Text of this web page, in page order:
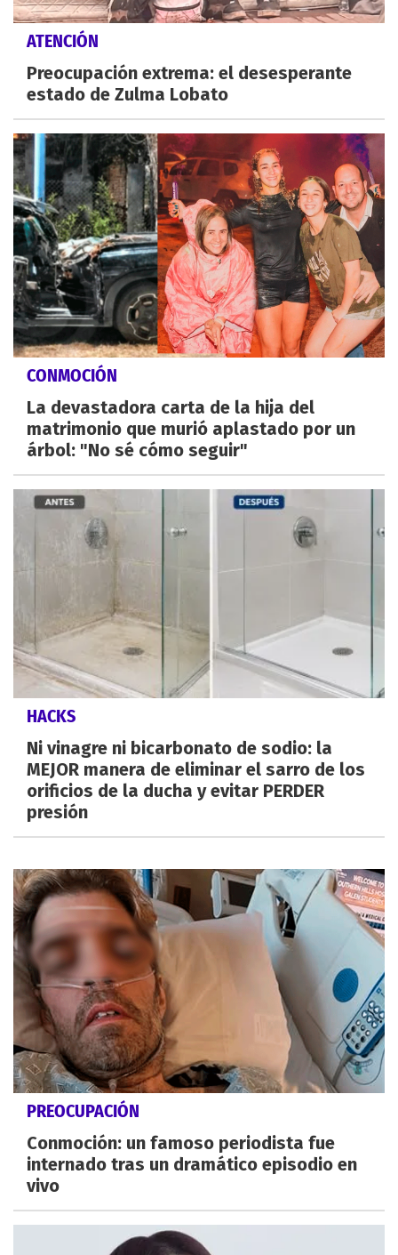
ATENCIÓN
Preocupación extrema: el desesperante
estado de Zulma Lobato
CONMOCIÓN
La devastadora carta de la hija del
matrimonio que murió aplastado por un
árbol: "No sé cómo seguir"
HACKS
Ni vinagre ni bicarbonato de sodio: la
MEJOR manera de eliminar el sarro de los
orificios de la ducha y evitar PERDER
presión
PREOCUPACIÓN
Conmoción: un famoso periodista fue
internado tras un dramático episodio en
vivo